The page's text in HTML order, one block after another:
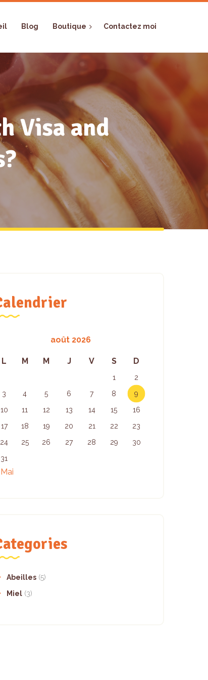
Blog Boutique Contactez moi
Visa and
août 2026
L M M J V S D
1
2
3
4 5 6 7 8
9
10
11 12 13 14 15
16
17
18 19 20 21 22
23
24
25 26 27 28 29
30
31
Abeilles (5)
Miel (3)